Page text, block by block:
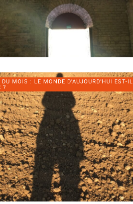
DU MOIS : LE MONDE D'AUJOURD'HUI EST-IL
?